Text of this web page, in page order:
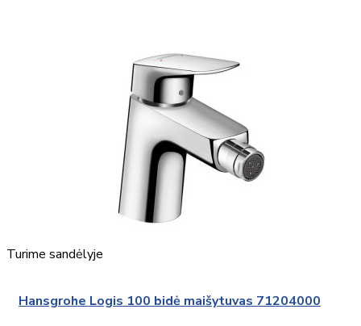
Turime sandėlyje
Hansgrohe Logis 100 bidė maišytuvas 71204000